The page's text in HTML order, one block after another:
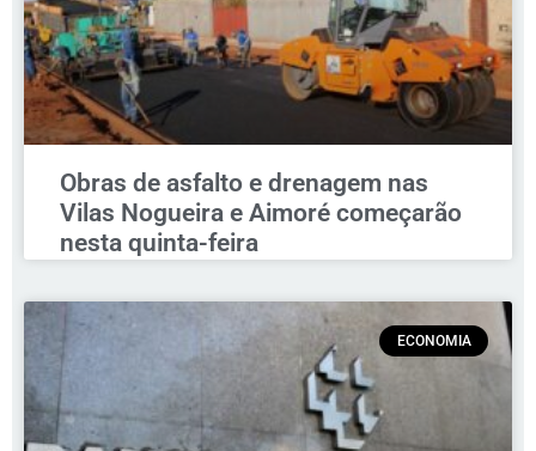
Obras de asfalto e drenagem nas
Vilas Nogueira e Aimoré começarão
nesta quinta-feira
ECONOMIA